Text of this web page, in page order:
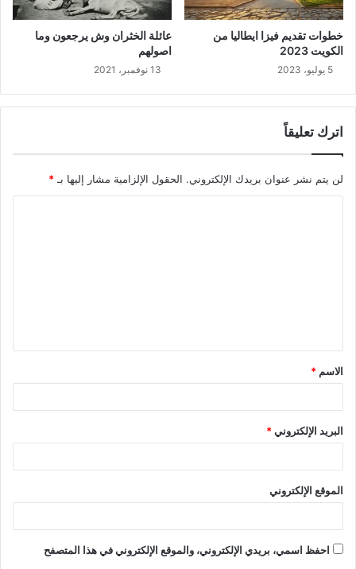
خطوات تقديم فيزا ايطاليا من
الكويت 2023
5 يوليو، 2023
عائلة الخثران وش يرجعون وما
اصولهم
13 نوفمبر، 2021
اترك تعليقاً
لن يتم نشر عنوان بريدك الإلكتروني. الحقول الإلزامية مشار إليها بـ *
ق
*
الاسم *
البريد الإلكتروني*
الموقع الإلكتروني
احفظ اسمي، بريدي الإلكتروني، والموقع الإلكتروني في هذا المتصفح